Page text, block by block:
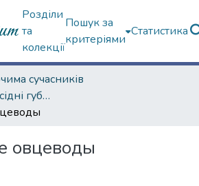
Розділи
та
колекції
Пошук за
критеріями
Статистика
сучасників
Харківська та сусідні губернії
овцеводы